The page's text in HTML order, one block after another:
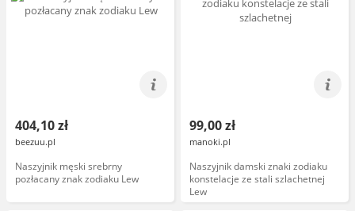
404,10 zł
beezuu.pl
Naszyjnik męski srebrny
pozłacany znak zodiaku Lew
99,00 zł
manoki.pl
Naszyjnik damski znaki zodiaku
konstelacje ze stali szlachetnej
Lew